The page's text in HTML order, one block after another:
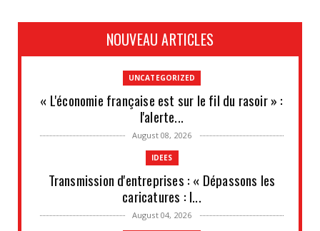
NOUVEAU ARTICLES
UNCATEGORIZED
« L'économie française est sur le fil du rasoir » :
l'alerte...
August 08, 2026
IDEES
Transmission d'entreprises : « Dépassons les
caricatures : l...
August 04, 2026